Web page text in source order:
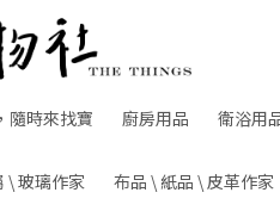
隨時來找寶 廚房用品 衛浴用
\ 玻璃作家 布品 \ 紙品 \ 皮革作家